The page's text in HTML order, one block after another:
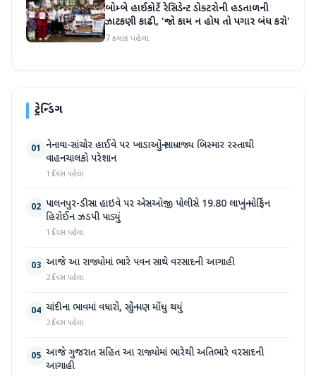
બોમ્બે હાઈકોર્ટે રેસિડેન્ટ ડોક્ટરોની હડતાળની
ઝાટકણી કાઢી, 'જો કામ ન હોય તો પગાર બંધ કરો'
7 કલાક પહેલા
ટ્રેન્ડિંગ
01 નેનાવા-સાંચોર હાઈવે પર ખાડાઓનું સામ્રાજ્ય બિસ્માર રસ્તાથી
વાહનચાલકો પરેશાન
1 દિવસ પહેલા
02 પાલનપુર-ડીસા હાઇવે પર એસઓજી પોલીસે 19.80 લાખનું મોર્ફિન
હિરોઈન ઝડપી પાડ્યું
1 દિવસ પહેલા
03 આજે આ રાજ્યોમાં ભારે પવન સાથે વરસાદની આગાહી
2 દિવસ પહેલા
04 ચાંદીના ભાવમાં વધારો, સોનું પણ મોંઘુ થયું
2 દિવસ પહેલા
05 આજે ગુજરાત સહિત આ રાજ્યોમાં ભારેથી અતિભારે વરસાદની
આગાહી